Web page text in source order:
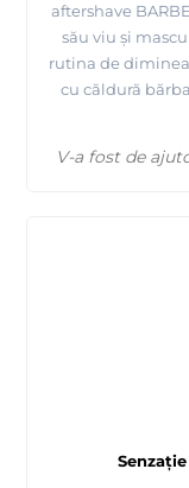
aftershave
său viu și
rutina de
cu căldură
V-a fost de